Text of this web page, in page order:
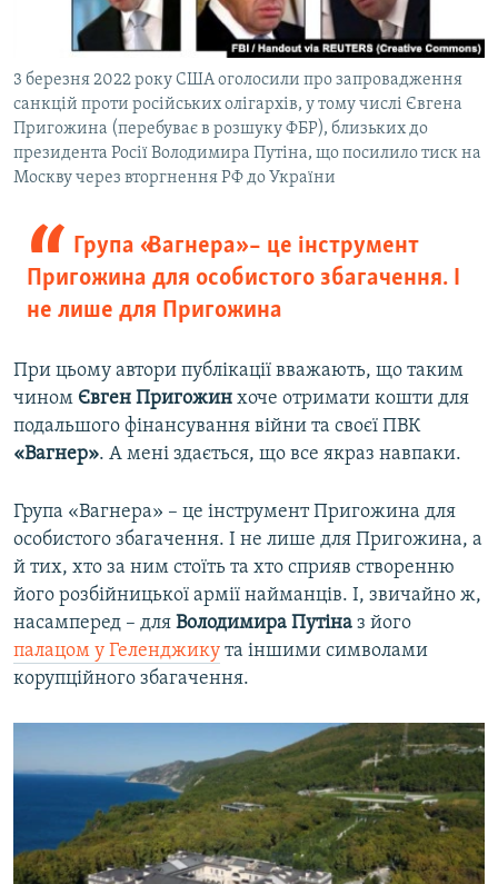
3 березня 2022 року США оголосили про запровадження
санкцій проти російських олігархів, у тому числі Євгена
Пригожина (перебуває в розшуку ФБР), близьких до
президента Росії Володимира Путіна, що посилило тиск на
Москву через вторгнення РФ до України
Група «Вагнера» – це інструмент
Пригожина для особистого збагачення. І
не лише для Пригожина
При цьому автори публікації вважають, що таким
чином Євген Пригожин хоче отримати кошти для
подальшого фінансування війни та своєї ПВК
«Вагнер». А мені здається, що все якраз навпаки.
Група «Вагнера» – це інструмент Пригожина для
особистого збагачення. І не лише для Пригожина, а
й тих, хто за ним стоїть та хто сприяв створенню
його розбійницької армії найманців. І, звичайно ж,
насамперед – для Володимира Путіна з його
палацом у Геленджику та іншими символами
корупційного збагачення.